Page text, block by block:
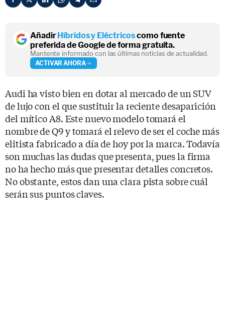
AñadirHíbridos y Eléctricoscomo fuente
preferida de Google de forma gratuita.
Mantente informado con las últimas noticias de actualidad.
ACTIVAR AHORA
Audi ha visto bien en dotar al mercado de un SUV
de lujo con el que sustituir la reciente desaparición
del mítico A8. Este nuevo modelo tomará el
nombre de Q9 y tomará el relevo de ser el coche más
elitista fabricado a día de hoy por la marca. Todavía
son muchas las dudas que presenta, pues la firma
no ha hecho más que presentar detalles concretos.
No obstante, estos dan una clara pista sobre cuál
serán sus puntos claves.